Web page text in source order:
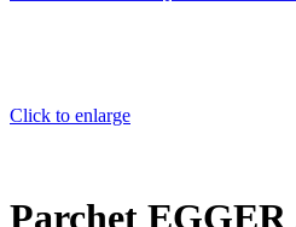
Click to enlarge
Parchet